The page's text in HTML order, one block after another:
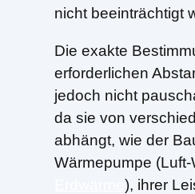
nicht beeinträchtigt
Die exakte
erforderlichen
jedoch nicht
da sie von
abhängt, wie der
Wärmepumpe
), ihrer